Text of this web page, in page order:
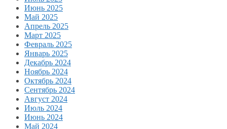
Июнь 2025
Май 2025
Апрель 2025
Март 2025
Февраль 2025
Январь 2025
Декабрь 2024
Ноябрь 2024
Октябрь 2024
Сентябрь 2024
Август 2024
Июль 2024
Июнь 2024
Май 2024